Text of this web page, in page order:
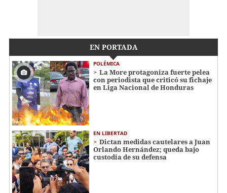
EN PORTADA
POLÉMICA
La More protagoniza fuerte pelea
con periodista que criticó su fichaje
en Liga Nacional de Honduras
EN LIBERTAD
Dictan medidas cautelares a Juan
Orlando Hernández; queda bajo
custodia de su defensa